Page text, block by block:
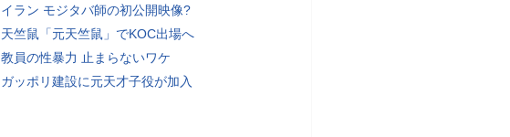
イラン モジタバ師の初公開映像?
天竺鼠「元天竺鼠」でKOC出場へ
教員の性暴力 止まらないワケ
ガッポリ建設に元天才子役が加入